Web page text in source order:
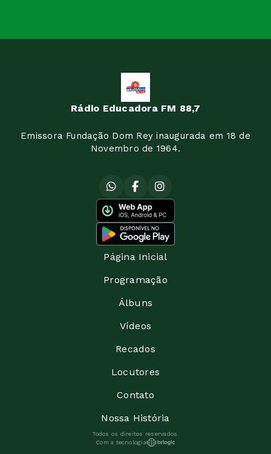
Rádio Educadora FM 88,7
Emissora Fundação Dom Rey inaugurada em 18 de
Novembro de 1964.
Página Inicial
Programação
Álbuns
Vídeos
Recados
Locutores
Contato
Nossa História
Todos os direitos reservados.
Com a tecnologia